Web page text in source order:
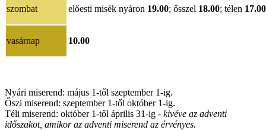
szombat előesti misék nyáron 19.00; ősszel 18.00; télen 17.00
vasárnap 10.00
Nyári miserend: május 1-től szeptember 1-ig.
Őszi miserend: szeptember 1-től október 1-ig.
Téli miserend: október 1-től április 31-ig - kivéve az adventi
időszakot, amikor az adventi miserend az érvényes.